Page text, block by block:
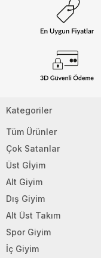
Kategoriler
Tüm Ürünler
Çok Satanlar
Üst Gİyim
Alt Giyim
Dış Giyim
Alt Üst Takım
Spor Giyim
İç Giyim